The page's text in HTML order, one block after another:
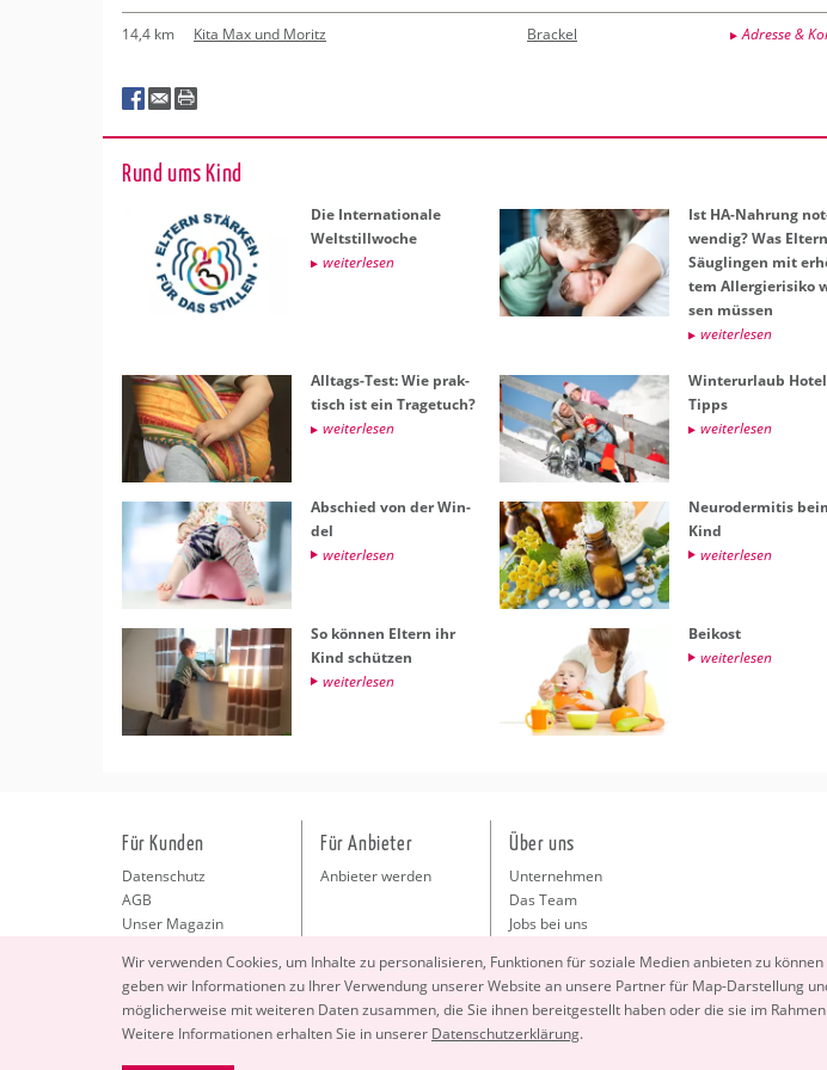
14,4 km Kita Max und Moritz Brackel Adresse &
Rund ums Kind
Die In­ter­na­tio­na­le
Welt­still­wo­che
wei­ter­le­sen
Ist HA-Nah­rung
wen­dig? Was
Säug­lin­gen mit
tem All­er­gie­ri­si­ko
sen müs­sen
wei­ter­le­sen
All­tags-Test: Wie prak­
tisch ist ein Tra­ge­tuch?
wei­ter­le­sen
Win­ter­ur­laub Hotel
Tipps
wei­ter­le­sen
Ab­schied von der Win­
del
wei­ter­le­sen
Neu­ro­der­mi­tis
Kind
wei­ter­le­sen
So kön­nen El­tern ihr
Kind schüt­zen
wei­ter­le­sen
Bei­kost
wei­ter­le­sen
Wir ver­wen­den Coo­kies, um In­hal­te zu per­so­na­li­sie­ren, Funk­tio­nen für so­zia­le Me­di­en an­bie­ten zu
geben wir In­for­ma­tio­nen zu Ihrer Ver­wen­dung un­se­rer Web­site an un­se­re Part­ner für Map-Dar­stel­lung
mög­li­cher­wei­se mit wei­te­ren Daten zu­sam­men, die Sie ihnen be­reit­ge­stellt haben oder die sie im
Wei­te­re In­for­ma­tio­nen er­hal­ten Sie in un­se­rer Da­ten­schut­z­er­klä­rung.
Für Kunden
Datenschutz
AGB
Unser Magazin
Für Anbieter
Anbieter werden
Über uns
Unternehmen
Das Team
Jobs bei uns
Kontakt
Impressum